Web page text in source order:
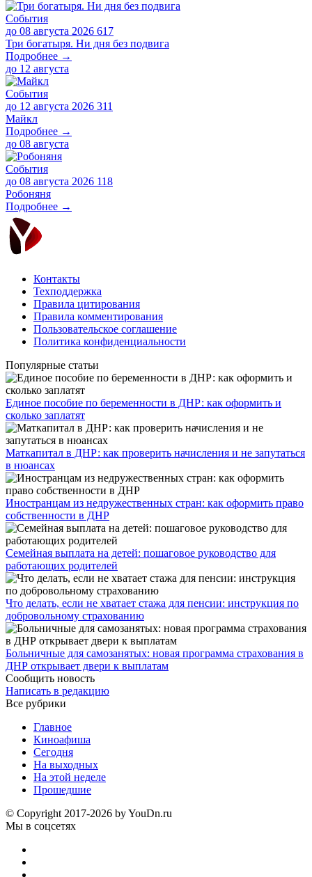
События
до 08 августа 2026 617
Три богатыря. Ни дня без подвига
Подробнее →
до 12 августа
События
до 12 августа 2026 311
Майкл
Подробнее →
до 08 августа
События
до 08 августа 2026 118
Робоняня
Подробнее →
Контакты
Техподдержка
Правила цитирования
Правила комментирования
Пользовательское соглашение
Политика конфиденциальности
Популярные статьи
Единое пособие по беременности в ДНР: как оформить и
сколько заплатят
​Маткапитал в ДНР: как проверить начисления и не запутаться
в нюансах
Иностранцам из недружественных стран: как оформить право
собственности в ДНР
Семейная выплата на детей: пошаговое руководство для
работающих родителей
Что делать, если не хватает стажа для пенсии: инструкция по
добровольному страхованию
Больничные для самозанятых: новая программа страхования в
ДНР открывает двери к выплатам
Сообщить новость
Написать в редакцию
Все рубрики
Главное
Киноафиша
Сегодня
На выходных
На этой неделе
Прошедшие
© Copyright 2017-2026 by YouDn.ru
Мы в соцсетях